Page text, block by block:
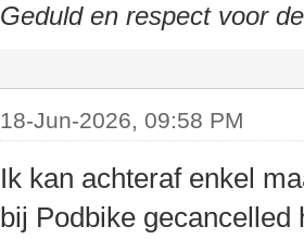
Geduld en respect voor
18-Jun-2026, 09:58 PM
Ik kan achteraf enkel
bij Podbike